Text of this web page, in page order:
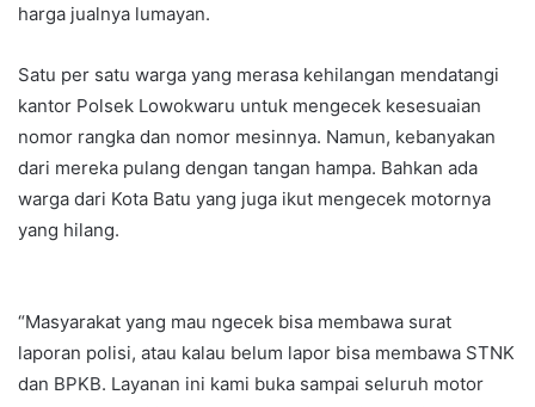
harga jualnya lumayan.
Satu per satu warga yang merasa kehilangan mendatangi
kantor Polsek Lowokwaru untuk mengecek kesesuaian
nomor rangka dan nomor mesinnya. Namun, kebanyakan
dari mereka pulang dengan tangan hampa. Bahkan ada
warga dari Kota Batu yang juga ikut mengecek motornya
yang hilang.
“Masyarakat yang mau ngecek bisa membawa surat
laporan polisi, atau kalau belum lapor bisa membawa STNK
dan BPKB. Layanan ini kami buka sampai seluruh motor